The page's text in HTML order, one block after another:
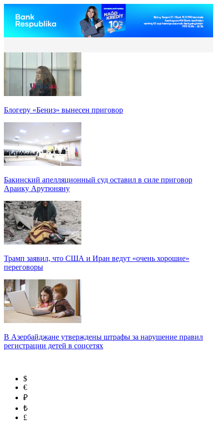
Блогеру «Бениз» вынесен приговор
Бакинский апелляционный суд оставил в силе приговор
Араику Арутюняну
Трамп заявил, что США и Иран ведут «очень хорошие»
переговоры
В Азербайджане утверждены штрафы за нарушение правил
регистрации детей в соцсетях
$
€
₽
₺
£